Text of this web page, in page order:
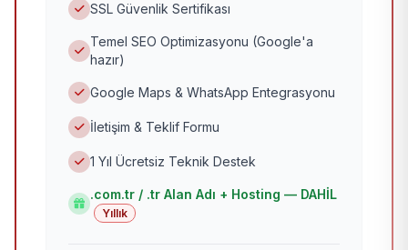
SSL Güvenlik Sertifikası
Temel SEO Optimizasyonu (Google'a
hazır)
Google Maps & WhatsApp Entegrasyonu
İletişim & Teklif Formu
1 Yıl Ücretsiz Teknik Destek
.com.tr / .tr Alan Adı + Hosting — DAHİL
Yıllık